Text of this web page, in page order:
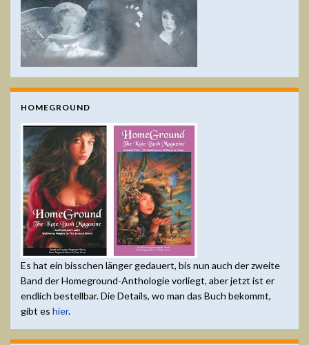
HOMEGROUND
Es hat ein bisschen länger gedauert, bis nun auch der zweite
Band der Homeground-Anthologie vorliegt, aber jetzt ist er
endlich bestellbar. Die Details, wo man das Buch bekommt,
gibt es hier.